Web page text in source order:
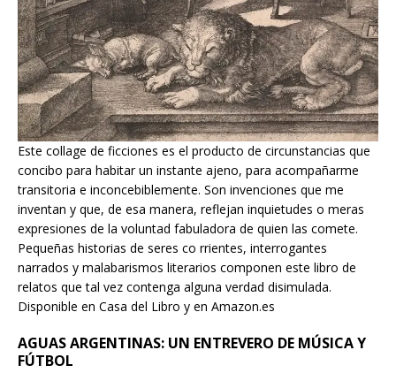
Este collage de ficciones es el producto de circunstancias que
concibo para habitar un instante ajeno, para acompañarme
transitoria e inconcebiblemente. Son invenciones que me
inventan y que, de esa manera, reflejan inquietudes o meras
expresiones de la voluntad fabuladora de quien las comete.
Pequeñas historias de seres co rrientes, interrogantes
narrados y malabarismos literarios componen este libro de
relatos que tal vez contenga alguna verdad disimulada.
Disponible en Casa del Libro y en Amazon.es
AGUAS ARGENTINAS: UN ENTREVERO DE MÚSICA Y
FÚTBOL